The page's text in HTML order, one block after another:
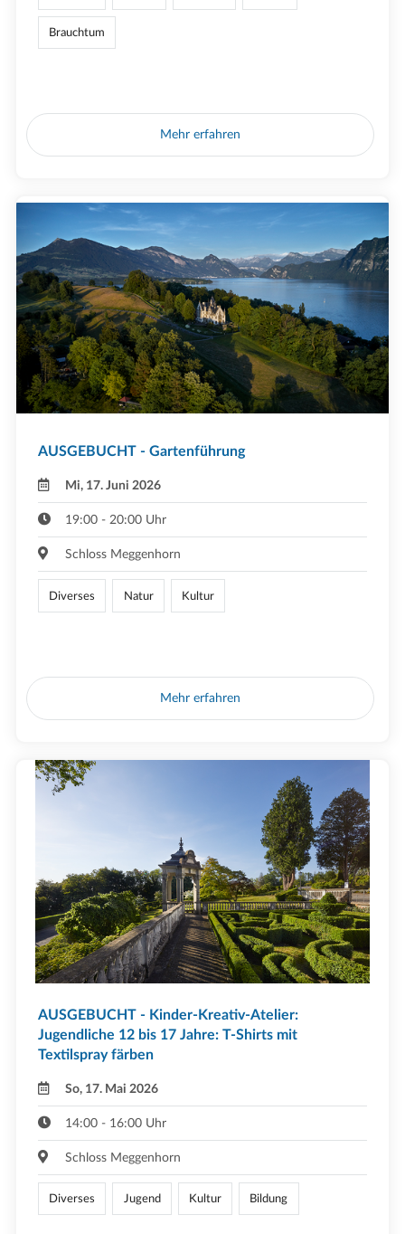
Brauchtum
Mehr erfahren
AUSGEBUCHT - Gartenführung
Mi, 17. Juni 2026
19:00 - 20:00 Uhr
Schloss Meggenhorn
Diverses Natur Kultur
Mehr erfahren
AUSGEBUCHT - Kinder-Kreativ-Atelier:
Jugendliche 12 bis 17 Jahre: T-Shirts mit
Textilspray färben
So, 17. Mai 2026
14:00 - 16:00 Uhr
Schloss Meggenhorn
Diverses Jugend Kultur Bildung